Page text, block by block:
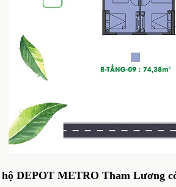
DEPOT METRO Tham Lương